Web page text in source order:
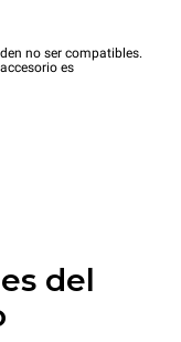
no ser compatibles.
es
del